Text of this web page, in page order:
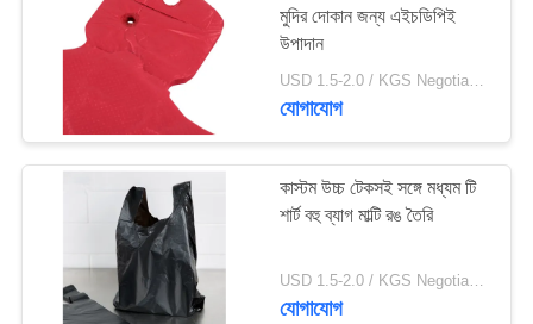
মুদির দোকান জন্য এইচডিপিই
উপাদান
USD 1.5-2.0 / KGS Negotiable MOQ:1000KGS
যোগাযোগ
কাস্টম উচ্চ টেকসই সঙ্গে মধ্যম টি
শার্ট বহু ব্যাগ মাল্টি রঙ তৈরি
যোগাযোগ